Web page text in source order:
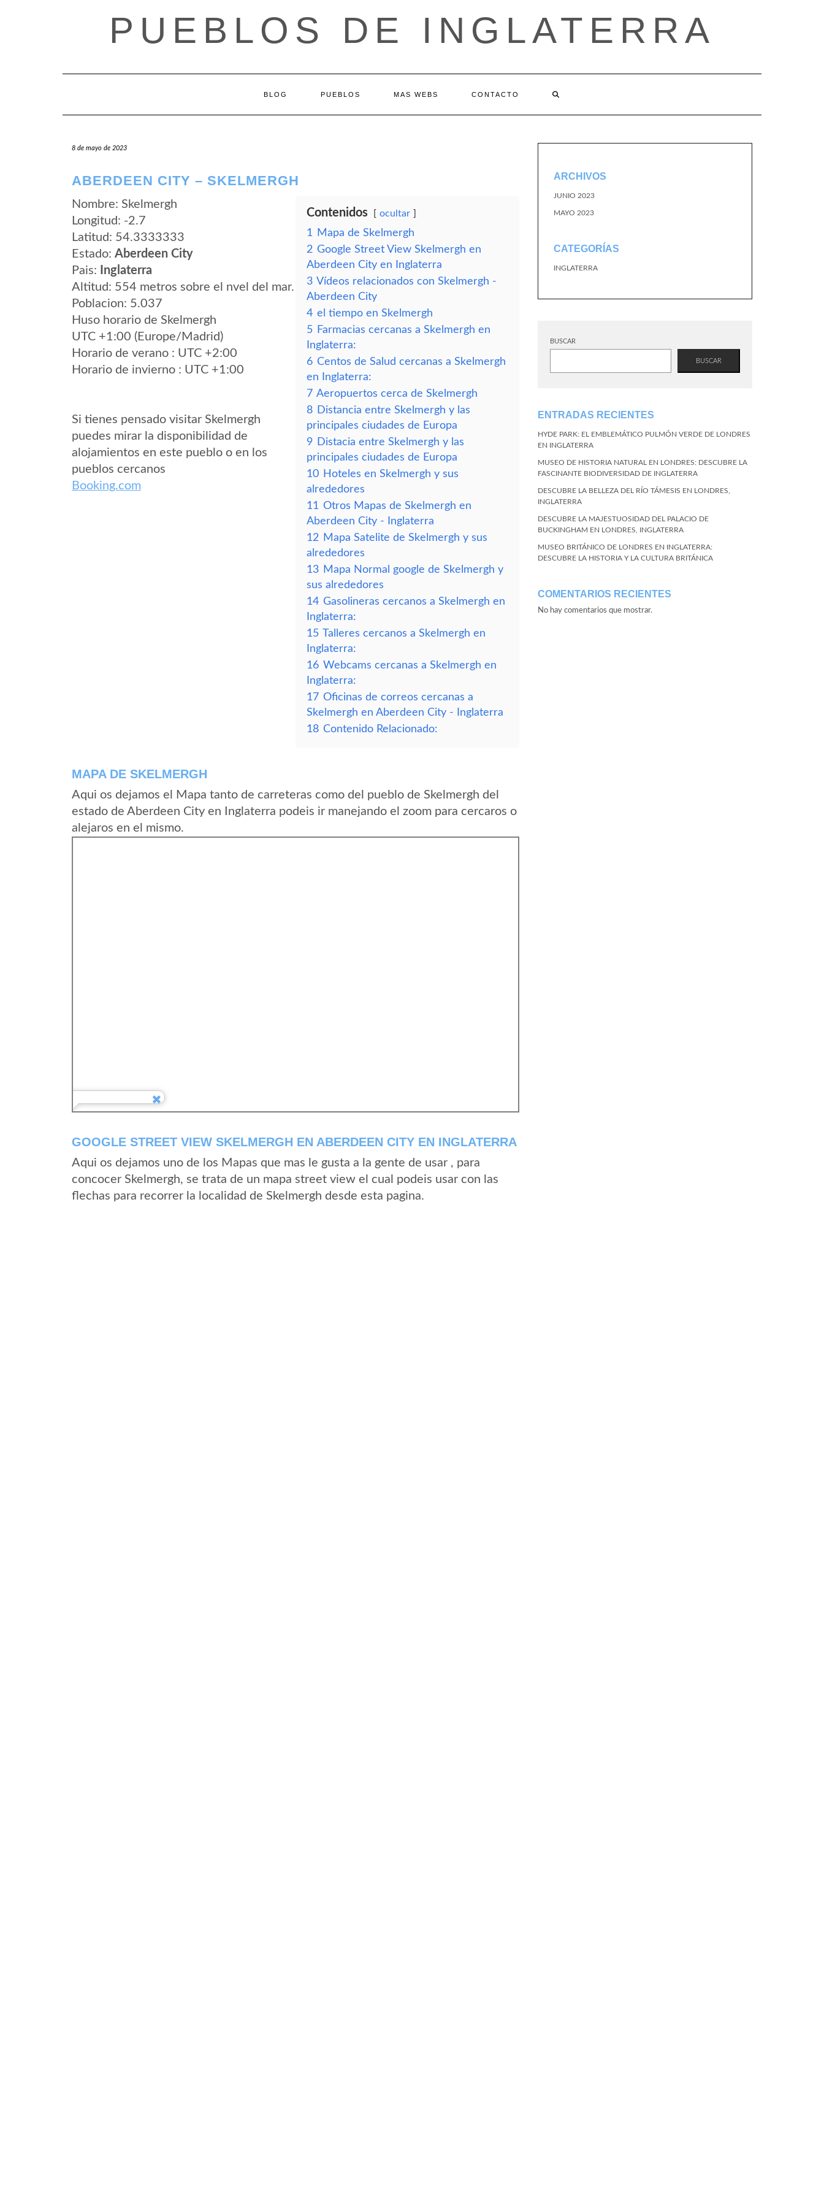
PUEBLOS DE INGLATERRA
BLOG PUEBLOS MAS WEBS CONTACTO
8 de mayo de 2023
ABERDEEN CITY – SKELMERGH
Nombre: Skelmergh
Longitud: -2.7
Latitud: 54.3333333
Estado: Aberdeen City
Pais:
Inglaterra
Altitud: 554 metros sobre el nvel del mar.
Poblacion: 5.037
Huso horario de Skelmergh
UTC +1:00 (Europe/Madrid)
Horario de verano : UTC +2:00
Horario de invierno : UTC +1:00
Si tienes pensado visitar Skelmergh
puedes mirar la disponibilidad de
alojamientos en este pueblo o en los
pueblos cercanos
Booking.com
Contenidos ocultar
1
Mapa de Skelmergh
2 Google Street View Skelmergh en
Aberdeen City en Inglaterra
3 Vídeos relacionados con Skelmergh -
Aberdeen City
4 el tiempo en Skelmergh
5 Farmacias cercanas a Skelmergh en
Inglaterra:
6 Centos de Salud cercanas a Skelmergh
en Inglaterra:
7 Aeropuertos cerca de Skelmergh
8 Distancia entre Skelmergh y las
principales ciudades de Europa
9 Distacia entre Skelmergh y las
principales ciudades de Europa
10 Hoteles en Skelmergh y sus
alrededores
11 Otros Mapas de Skelmergh en
Aberdeen City - Inglaterra
12 Mapa Satelite de Skelmergh y sus
alrededores
13 Mapa Normal google de Skelmergh y
sus alrededores
14 Gasolineras cercanos a Skelmergh en
Inglaterra:
15 Talleres cercanos a Skelmergh en
Inglaterra:
16 Webcams cercanas a Skelmergh en
Inglaterra:
17 Oficinas de correos cercanas a
Skelmergh en Aberdeen City - Inglaterra
18 Contenido Relacionado:
MAPA DE SKELMERGH
Aqui os dejamos el Mapa tanto de carreteras como del pueblo de Skelmergh del
estado de Aberdeen City en Inglaterra podeis ir manejando el zoom para cercaros o
alejaros en el mismo.
GOOGLE STREET VIEW SKELMERGH EN ABERDEEN CITY EN INGLATERRA
Aqui os dejamos uno de los Mapas que mas le gusta a la gente de usar , para
concocer Skelmergh, se trata de un mapa street view el cual podeis usar con las
flechas para recorrer la localidad de Skelmergh desde esta pagina.
ARCHIVOS
JUNIO 2023
MAYO 2023
CATEGORÍAS
INGLATERRA
BUSCAR
BUSCAR
ENTRADAS RECIENTES
HYDE PARK: EL EMBLEMÁTICO PULMÓN VERDE DE LONDRES
EN INGLATERRA
MUSEO DE HISTORIA NATURAL EN LONDRES: DESCUBRE LA
FASCINANTE BIODIVERSIDAD DE INGLATERRA
DESCUBRE LA BELLEZA DEL RÍO TÁMESIS EN LONDRES,
INGLATERRA
DESCUBRE LA MAJESTUOSIDAD DEL PALACIO DE
BUCKINGHAM EN LONDRES, INGLATERRA
MUSEO BRITÁNICO DE LONDRES EN INGLATERRA:
DESCUBRE LA HISTORIA Y LA CULTURA BRITÁNICA
COMENTARIOS RECIENTES
No hay comentarios que mostrar.